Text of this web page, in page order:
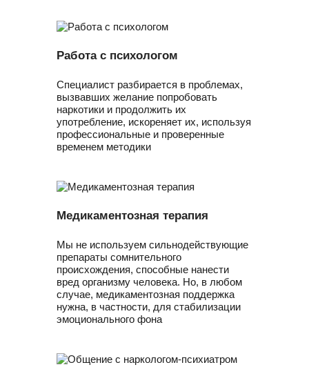
Работа с психологом
Специалист разбирается в проблемах,
вызвавших желание попробовать
наркотики и продолжить их
употребление, искореняет их, используя
профессиональные и проверенные
временем методики
Медикаментозная терапия
Мы не используем сильнодействующие
препараты сомнительного
происхождения, способные нанести
вред организму человека. Но, в любом
случае, медикаментозная поддержка
нужна, в частности, для стабилизации
эмоционального фона